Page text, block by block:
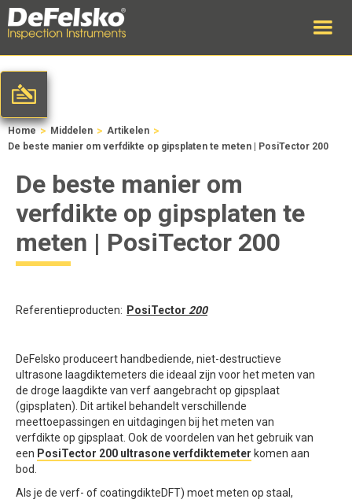
Home > Middelen > Artikelen >
De beste manier om verfdikte op gipsplaten te meten | PosiTector 200
De beste manier om
verfdikte op gipsplaten te
meten | PosiTector 200
Referentieproducten: PosiTector 200
DeFelsko produceert handbediende, niet-destructieve
ultrasone laagdiktemeters die ideaal zijn voor het meten van
de droge laagdikte van verf aangebracht op gipsplaat
(gipsplaten). Dit artikel behandelt verschillende
meettoepassingen en uitdagingen bij het meten van
verfdikte op gipsplaat. Ook de voordelen van het gebruik van
een PosiTector 200 ultrasone verfdiktemeter komen aan
bod.
Als je de verf- of coatingdikteDFT) moet meten op staal,